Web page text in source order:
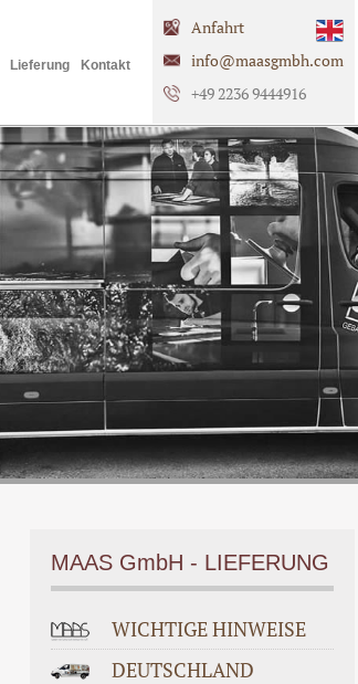
Lieferung Kontakt
Anfahrt
info@maasgmbh.com
+49 2236 9444916
MAAS GmbH - LIEFERUNG
WICHTIGE HINWEISE
DEUTSCHLAND